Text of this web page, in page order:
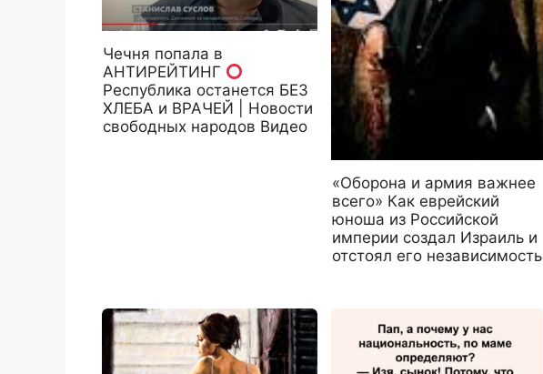
Чечня попала в
АНТИРЕЙТИНГ
Республика останется БЕЗ
ХЛЕБА и ВРАЧЕЙ | Новости
свободных народов Видео
«Оборона и армия важнее
всего» Как еврейский
юноша из Российской
империи создал Израиль и
отстоял его независимость